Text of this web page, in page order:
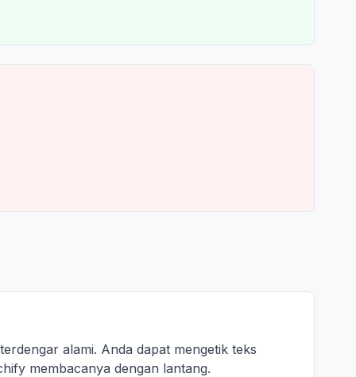
alami. Anda dapat mengetik teks
membacanya dengan lantang.